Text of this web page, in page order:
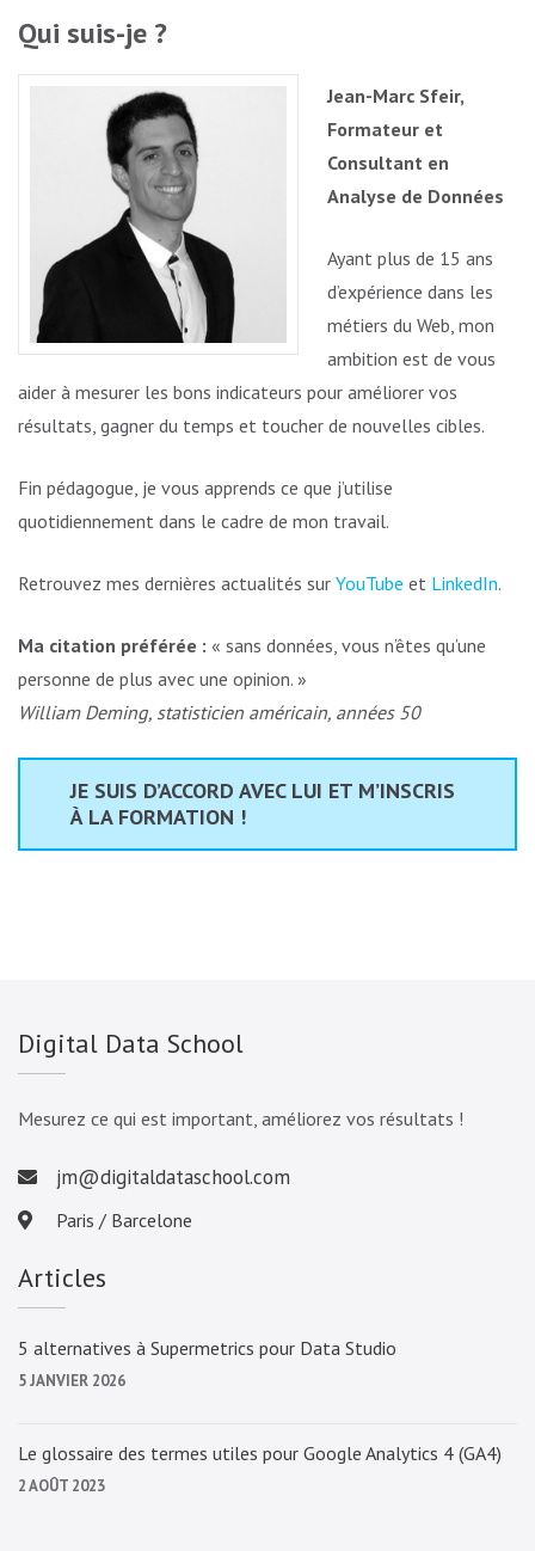
Qui suis-je ?
Jean-Marc Sfeir,
Formateur et
Consultant en
Analyse de Données
Ayant plus de 15 ans
d’expérience dans les
métiers du Web, mon
ambition est de vous
aider à mesurer les bons indicateurs pour améliorer vos
résultats, gagner du temps et toucher de nouvelles cibles.
Fin pédagogue, je vous apprends ce que j’utilise
quotidiennement dans le cadre de mon travail.
Retrouvez mes dernières actualités sur YouTube et LinkedIn.
Ma citation préférée : « sans données, vous n’êtes qu’une
personne de plus avec une opinion. »
William Deming, statisticien américain, années 50
JE SUIS D’ACCORD AVEC LUI ET M’INSCRIS
À LA FORMATION !
Digital Data School
Mesurez ce qui est important, améliorez vos résultats !
jm@digitaldataschool.com
Paris / Barcelone
Articles
5 alternatives à Supermetrics pour Data Studio
5 JANVIER 2026
Le glossaire des termes utiles pour Google Analytics 4 (GA4)
2 AOÛT 2023